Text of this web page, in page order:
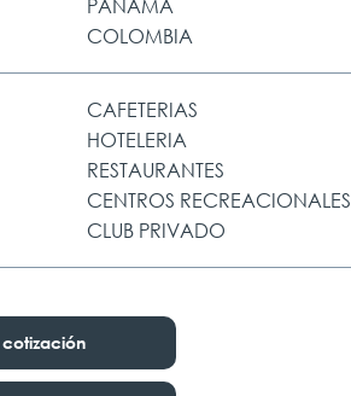
PANAMÁ
COLOMBIA
CAFETERIAS
HOTELERIA
RESTAURANTES
CENTROS RECREACIONALES
CLUB PRIVADO